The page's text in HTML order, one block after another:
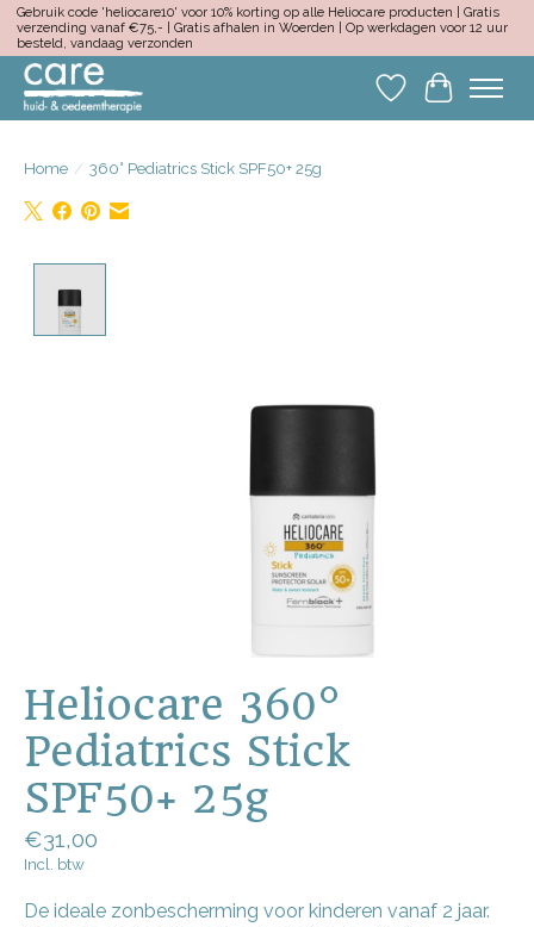
Gebruik code 'heliocare10' voor 10% korting op alle Heliocare producten | Gratis
verzending vanaf €75,- | Gratis afhalen in Woerden | Op werkdagen voor 12 uur
besteld, vandaag verzonden
Verlanglijst
Home / 360° Pediatrics Stick SPF50+ 25g
Heliocare 360°
Pediatrics Stick
SPF50+ 25g
€31,00
Incl. btw
De ideale zonbescherming voor kinderen vanaf 2 jaar.